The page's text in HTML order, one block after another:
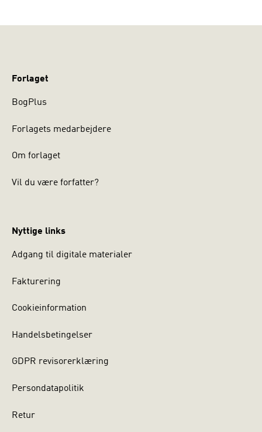
Forlaget
BogPlus
Forlagets medarbejdere
Om forlaget
Vil du være forfatter?
Nyttige links
Adgang til digitale materialer
Fakturering
Cookieinformation
Handelsbetingelser
GDPR revisorerklæring
Persondatapolitik
Retur